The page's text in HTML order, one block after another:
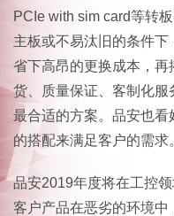
PCIe with sim card等转
主板或不易汰旧的条件
省下高昂的更换成本，
货、质量保证、客制化服
最合适的方案。品安也
的搭配来满足客户的需求
品安2019年度将在工控
客户产品在恶劣的环境中